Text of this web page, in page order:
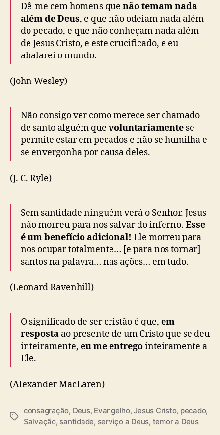
Dê-me cem homens que não temam nada
além de Deus, e que não odeiam nada além
do pecado, e que não conheçam nada além
de Jesus Cristo, e este crucificado, e eu
abalarei o mundo.
(John Wesley)
Não consigo ver como merece ser chamado
de santo alguém que voluntariamente se
permite estar em pecados e não se humilha e
se envergonha por causa deles.
(J. C. Ryle)
Sem santidade ninguém verá o Senhor. Jesus
não morreu para nos salvar do inferno. Esse
é um benefício adicional! Ele morreu para
nos ocupar totalmente… [e para nos tornar]
santos na palavra… nas ações… em tudo.
(Leonard Ravenhill)
O significado de ser cristão é que, em
resposta ao presente de um Cristo que se deu
inteiramente, eu me entregointeiramente a
Ele.
(Alexander MacLaren)
T
consagração, Deus, Evangelho,Jesus Cristo, pecado,
Salvação, santidade, serviço a Deus, temor a Deus